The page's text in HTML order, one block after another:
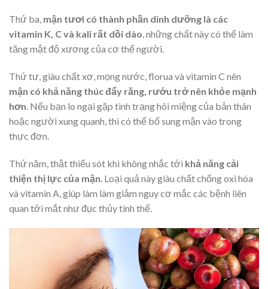
Thứ ba, mận tươi có thành phần dinh dưỡng là các
vitamin K, C và kali rất dồi dào, những chất này có thể làm
tăng mật độ xương của cơ thể người.
Thứ tư, giàu chất xơ, mọng nước, florua và vitamin C nên
mận có khả năng thúc đẩy răng, rướu trở nên khỏe mạnh
hơn. Nếu bạn lo ngại gặp tình trạng hôi miệng của bản thân
hoặc người xung quanh, thì có thể bổ sung mận vào trong
thực đơn.
Thứ năm, thật thiếu sót khi không nhắc tới khả năng cải
thiện thị lực của mận . Loại quả này giàu chất chống oxi hóa
và vitamin A, giúp làm làm giảm nguy cơ mắc các bệnh liên
quan tới mắt như đục thủy tinh thể.